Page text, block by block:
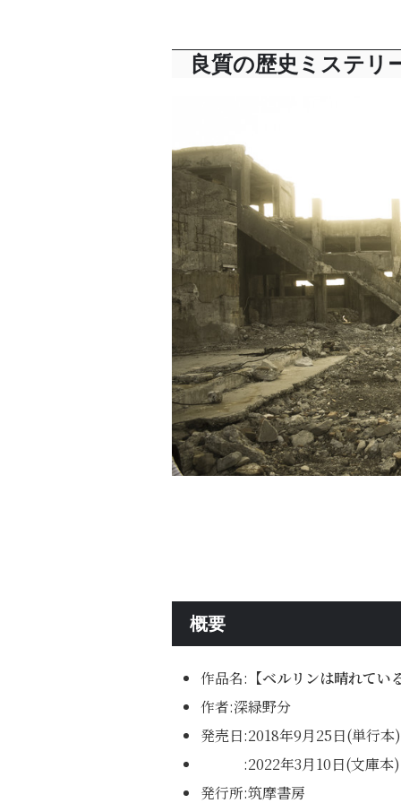
良質の歴史ミステリ
概要
作品名: 【ベルリンは晴れてい
作者:深緑野分
発売日:2018年9月25日(単行本)
:2022年3月10日(文庫本)
発行所:筑摩書房